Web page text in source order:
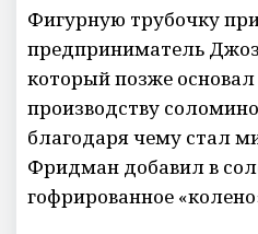
Фигурную трубочку
предприниматель
который позже
производству
благодаря чему стал
Фридман добавил в
гофрированное